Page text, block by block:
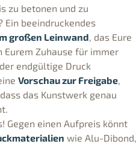
zu betonen und zu
Ein beeindruckendes
großen Leinwand, das Eure
Eurem Zuhause für immer
endgültige Druck
Vorschau zur Freigabe,
das Kunstwerk genau
Gegen einen Aufpreis könnt
wie Alu-Dibond,